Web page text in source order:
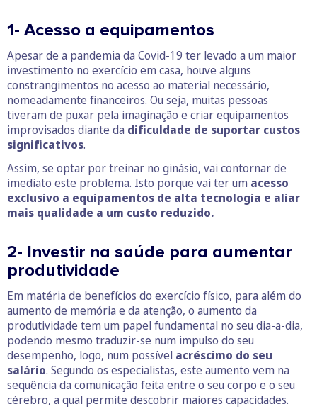
1- Acesso a equipamentos
Apesar de a pandemia da Covid-19 ter levado a um maior
investimento no exercício em casa, houve alguns
constrangimentos no acesso ao material necessário,
nomeadamente financeiros. Ou seja, muitas pessoas
tiveram de puxar pela imaginação e criar equipamentos
improvisados diante da dificuldade de suportar custos
significativos.
Assim, se optar por treinar no ginásio, vai contornar de
imediato este problema. Isto porque vai ter um acesso
exclusivo a equipamentos de alta tecnologia e aliar
mais qualidade a um custo reduzido.
2- Investir na saúde para aumentar
produtividade
Em matéria de benefícios do exercício físico, para além do
aumento de memória e da atenção, o aumento da
produtividade tem um papel fundamental no seu dia-a-dia,
podendo mesmo traduzir-se num impulso do seu
desempenho, logo, num possível acréscimo do seu
salário. Segundo os especialistas, este aumento vem na
sequência da comunicação feita entre o seu corpo e o seu
cérebro, a qual permite descobrir maiores capacidades.